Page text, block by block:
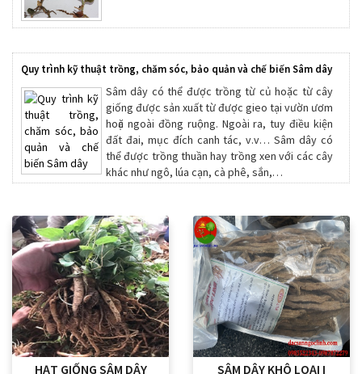
Quy trình kỹ thuật trồng, chăm sóc, bảo quản và chế biến Sâm dây
Sâm dây có thể được trồng từ củ hoặc từ cây
giống được sản xuất từ được gieo tại vườn ươm
hoặc ngoài đồng ruộng. Ngoài ra, tuy điều kiện
đất đai, mục đích canh tác, v.v… Sâm dây có
thể được trồng thuần hay trồng xen với các cây
khác như ngô, lúa cạn, cà phê, sắn,…
HẠT GIỐNG SÂM DÂY SÂM DÂY KHÔ LOẠI I